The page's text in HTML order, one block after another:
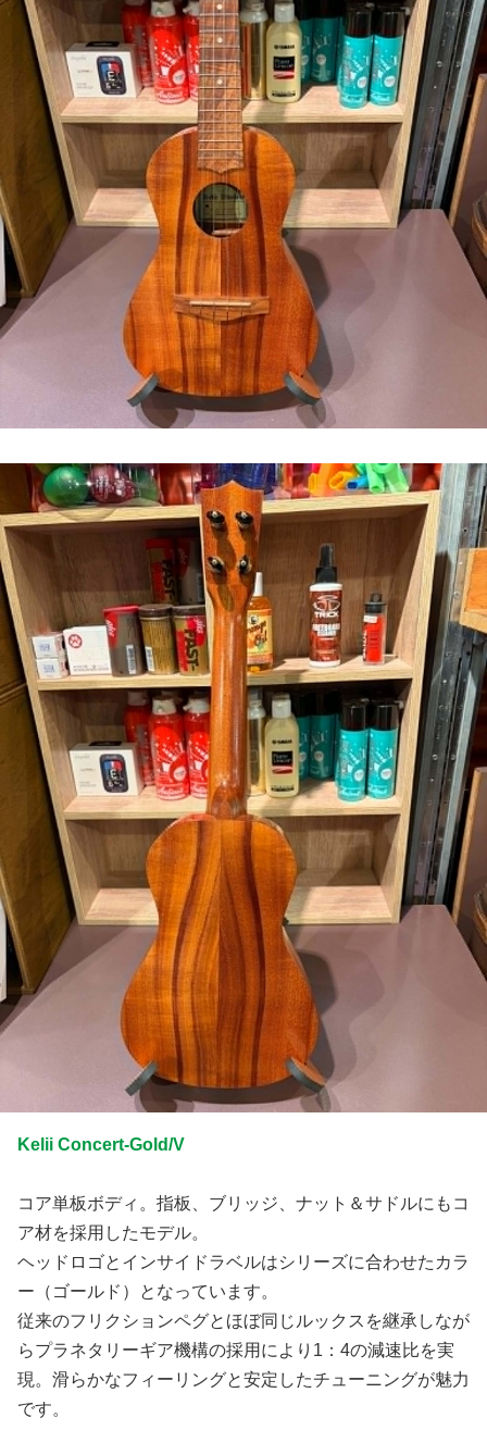
Kelii Concert-Gold/V
コア単板ボディ。指板、ブリッジ、ナット＆サドルにもコ
ア材を採用したモデル。
ヘッドロゴとインサイドラベルはシリーズに合わせたカラ
ー（ゴールド）となっています。
従来のフリクションペグとほぼ同じルックスを継承しなが
らプラネタリーギア機構の採用により1：4の減速比を実
現。滑らかなフィーリングと安定したチューニングが魅力
です。